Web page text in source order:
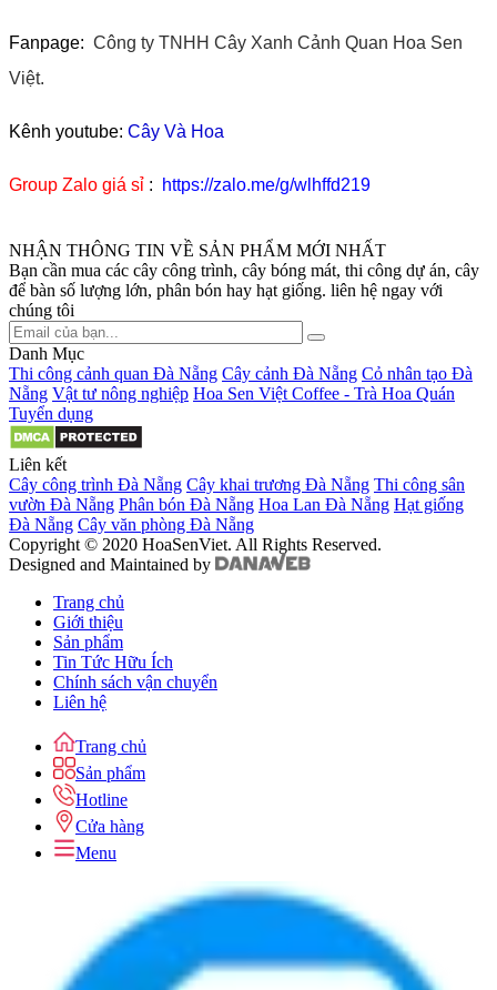
Fanpage: Công ty TNHH Cây Xanh Cảnh Quan Hoa Sen
Việt.
Kênh youtube: Cây Và Hoa
Group Zalo giá sỉ : https://zalo.me/g/wlhffd219
NHẬN THÔNG TIN VỀ SẢN PHẨM MỚI NHẤT
Bạn cần mua các cây công trình, cây bóng mát, thi công dự án, cây
để bàn số lượng lớn, phân bón hay hạt giống. liên hệ ngay với
chúng tôi
Danh Mục
Thi công cảnh quan Đà Nẵng Cây cảnh Đà Nẵng Cỏ nhân tạo Đà
Nẵng Vật tư nông nghiệp Hoa Sen Việt Coffee - Trà Hoa Quán
Tuyển dụng
Liên kết
Cây công trình Đà Nẵng Cây khai trương Đà Nẵng Thi công sân
vườn Đà Nẵng Phân bón Đà Nẵng Hoa Lan Đà Nẵng Hạt giống
Đà Nẵng Cây văn phòng Đà Nẵng
Copyright © 2020 HoaSenViet. All Rights Reserved.
Designed and Maintained by
Trang chủ
Giới thiệu
Sản phẩm
Tin Tức Hữu Ích
Chính sách vận chuyển
Liên hệ
Trang chủ
Sản phẩm
Hotline
Cửa hàng
Menu